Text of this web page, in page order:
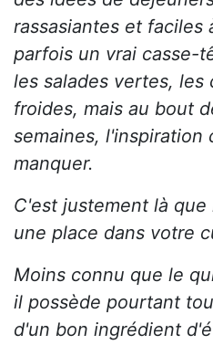
rassasiantes et faciles
parfois un vrai casse-
les salades vertes,
froides, mais au bout
semaines, l'inspiration
manquer.
C'est justement là
une place dans votre
Moins connu que le
il possède pourtant
d'un bon ingrédient